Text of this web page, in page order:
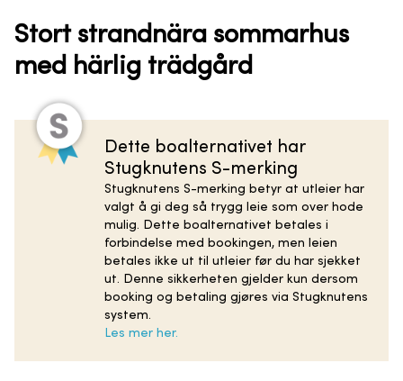
Stort strandnära sommarhus
med härlig trädgård
Dette boalternativet har
Stugknutens S-merking
Stugknutens S-merking betyr at utleier har
valgt å gi deg så trygg leie som over hode
mulig. Dette boalternativet betales i
forbindelse med bookingen, men leien
betales ikke ut til utleier før du har sjekket
ut. Denne sikkerheten gjelder kun dersom
booking og betaling gjøres via Stugknutens
system.
Les mer her.